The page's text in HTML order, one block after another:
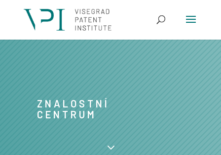
ZNALOSTNÍ
CENTRUM
3